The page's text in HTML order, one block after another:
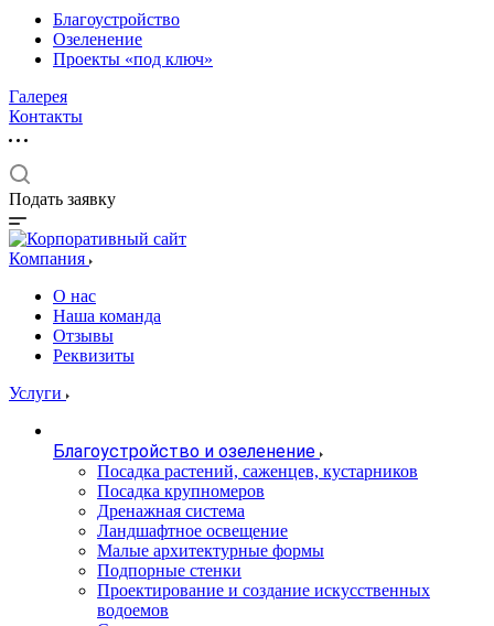
Благоустройство
Озеленение
Проекты «под ключ»
Галерея
Контакты
Подать заявку
Компания
О нас
Наша команда
Отзывы
Реквизиты
Услуги
Благоустройство и озеленение
Посадка растений, саженцев, кустарников
Посадка крупномеров
Дренажная система
Ландшафтное освещение
Малые архитектурные формы
Подпорные стенки
Проектирование и создание искусственных
водоемов